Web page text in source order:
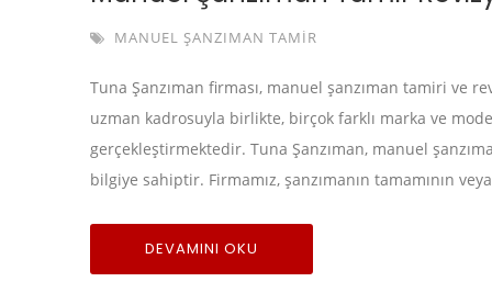
MANUEL ŞANZIMAN TAMIR
Tuna Şanzıman firması, manuel şanzıman tamiri ve
uzman kadrosuyla birlikte, birçok farklı marka ve
gerçekleştirmektedir. Tuna Şanzıman, manuel
bilgiye sahiptir. Firmamız, şanzımanın tamamının
DEVAMINI OKU